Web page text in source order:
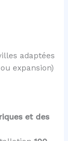
adaptées
expansion)
et des